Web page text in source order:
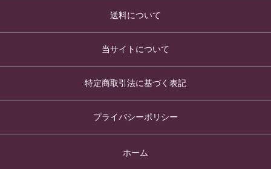
送料について
当サイトについて
特定商取引法に基づく表記
プライバシーポリシー
ホーム